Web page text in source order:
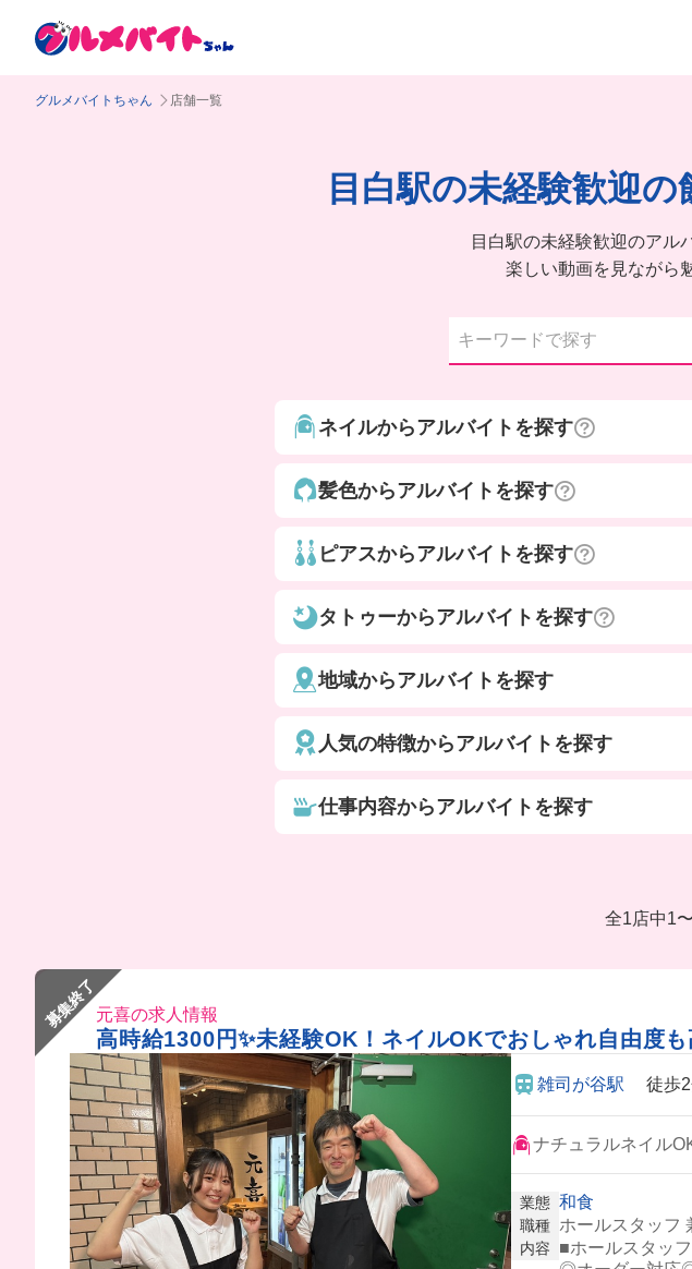
グルメバイトちゃん 店舗一覧
目白駅の未経験歓迎
目白駅の未経験歓迎のアル
楽しい動画を見ながら
ネイルからアルバイトを探す
髪色からアルバイトを探す
ピアスからアルバイトを探す
タトゥーからアルバイトを探す
地域からアルバイトを探す
人気の特徴からアルバイトを探す
仕事内容からアルバイトを探す
全1店中1〜
募集終了元喜の求人情報
高時給1300円✨未経験OK！ネイルOKでおしゃれ自由度
雑司が谷駅 徒歩2
ナチュラルネイル
業態 和食
職種 ホールスタッフ
内容
■ホールスタッ